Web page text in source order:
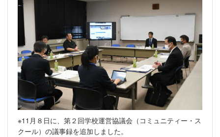
※11月８日に、第２回学校運営協議会（コミュニティー・ス
クール）の議事録を追加しました。